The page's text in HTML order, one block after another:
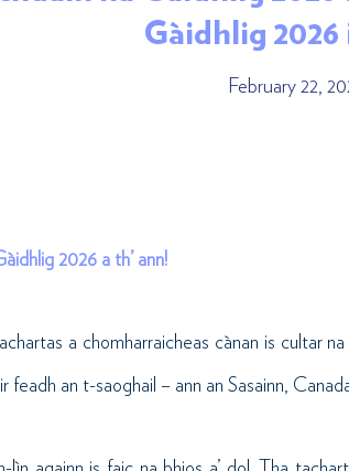
Gàidhlig 2026
February 22,
2026 a th’ ann!
a chomharraicheas cànan is cultar
feadh an t-saoghail – ann an Sasainn,